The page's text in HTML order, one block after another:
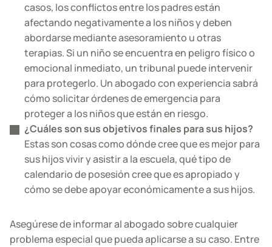
casos, los conflictos entre los padres están
afectando negativamente a los niños y deben
abordarse mediante asesoramiento u otras
terapias. Si un niño se encuentra en peligro físico o
emocional inmediato, un tribunal puede intervenir
para protegerlo. Un abogado con experiencia sabrá
cómo solicitar órdenes de emergencia para
proteger a los niños que están en riesgo.
¿Cuáles son sus objetivos finales para sus hijos?
Estas son cosas como dónde cree que es mejor para
sus hijos vivir y asistir a la escuela, qué tipo de
calendario de posesión cree que es apropiado y
cómo se debe apoyar económicamente a sus hijos.
Asegúrese de informar al abogado sobre cualquier
problema especial que pueda aplicarse a su caso. Entre